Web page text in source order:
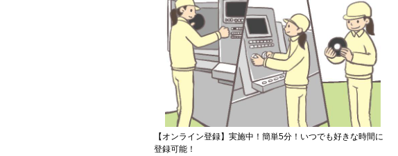
【オンライン登録】実施中！簡単5分！いつでも好きな時間に
登録可能！